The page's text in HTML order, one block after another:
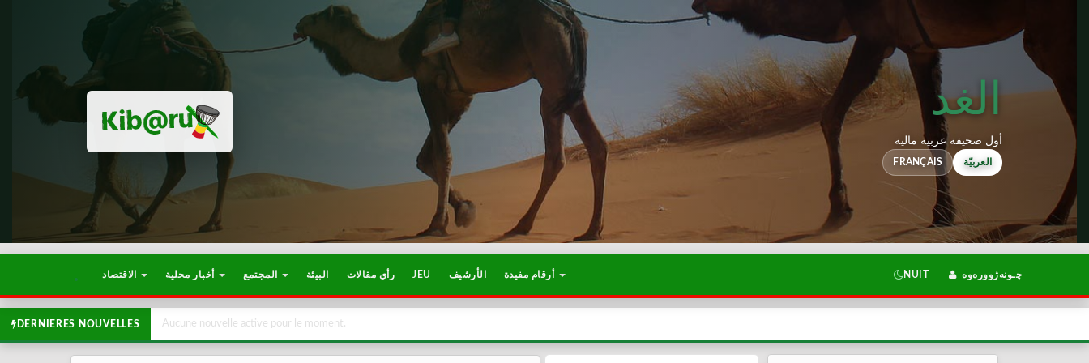
الغد
أول صحيفة عربية مالية
FRANÇAIS العربيّة
البيئة رأي مقالات JEU الأرشيف NUIT چـونەژوورەوە
DERNIERES NOUVELLES Aucune nouvelle active pour le moment.